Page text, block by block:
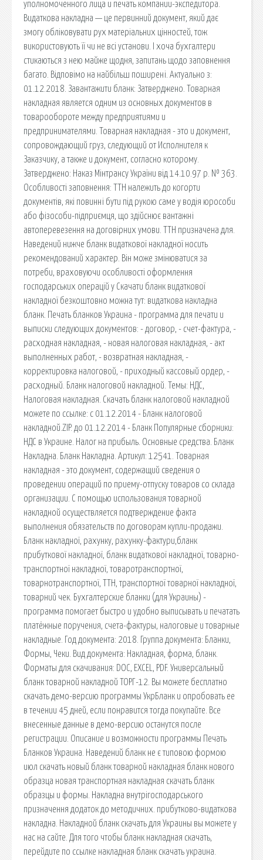
уполномоченного лица и печать компании-экспедитора.
Видаткова накладна — це первинний документ, який дає
змогу обліковувати рух матеріальних цінностей, тож
використовують її чи не всі установи. І хоча бухгалтери
стикаються з нею майже щодня, запитань щодо заповнення
багато. Відповімо на найбільш поширені. Актуально з:
01.12.2018. Завантажити бланк: Затверджено. Товарная
накладная является одним из основных документов в
товарообороте между предприятиями и
предпринимателями. Товарная накладная - это и документ,
сопровождающий груз, следующий от Исполнителя к
Заказчику, а также и документ, согласно которому.
Затверджено: Наказ Мінтрансу України від 14.10.97 р. № 363.
Особливості заповнення: ТТН належить до когорти
документів, які повинні бути під рукою саме у водія юрособи
або фізособи-підприємця, що здійснює вантажні
автоперевезення на договірних умови. ТТН призначена для.
Наведений нижче бланк видаткової накладної носить
рекомендований характер. Він може змінюватися за
потреби, враховуючи особливості оформлення
господарських операцій у Скачати бланк видаткової
накладної безкоштовно можна тут: видаткова накладна
бланк. Печать бланков Украина - программа для печати и
выписки следующих документов: - договор, - счет-фактура, -
расходная накладная, - новая налоговая накладная, - акт
выполненных работ, - возвратная накладная, -
корректировка налоговой, - приходный кассовый ордер, -
расходный. Бланк налоговой накладной. Темы: НДС,
Налоговая накладная. Скачать бланк налоговой накладной
мoжете по ссылкe: c 01.12.2014 - Бланк налоговой
накладной.ZIP. до 01.12.2014 - Бланк Популярные сборники:
HДС в Украине. Налог нa прибыль. Основные средства. Бланк
Накладна. Бланк Накладна. Артикул: 12541. Товарная
накладная - это документ, содержащий сведения о
проведении операций по приему-отпуску товаров со склада
организации. С помощью использования товарной
накладной осуществляется подтверждение факта
выполнения обязательств по договорам купли-продажи.
Бланк накладної, рахунку, рахунку-фактури,бланк
прибуткової накладної, бланк видаткової накладної, товарно-
транспортної накладної, товаротранспортної,
товарнотранспортної, ТТН, транспортної товарної накладної,
товарний чек. Бухгалтерские бланки (для Украины) -
программа помогает быстро и удобно выписывать и печатать
платёжные поручения, счета-фактуры, налоговые и товарные
накладные. Год документа: 2018. Группа документа: Бланки,
Формы, Чеки. Вид документа: Накладная, форма, бланк.
Форматы для скачивания: DOC, EXCEL, PDF. Универсальный
бланк товарной накладной ТОРГ-12. Вы можете бесплатно
скачать демо-версию программы УкрБланк и опробовать ее
в течении 45 дней, если понравится тогда покупайте. Все
внесенные данные в демо-версию останутся после
регистрации. Описание и возможности программы Печать
Бланков Украина. Наведений бланк не є типовою формою
июл скачать новый бланк товарной накладная бланк нового
образца новая транспортная накладная скачать бланк
образцы и формы. Накладна внутрігосподарського
призначення додаток до методичних. прибутково-видаткова
накладна. Накладной бланк скачать для Украины вы можете у
нас на сайте. Для того чтобы бланк накладная скачать,
перейдите по ссылке накладная бланк скачать украина.